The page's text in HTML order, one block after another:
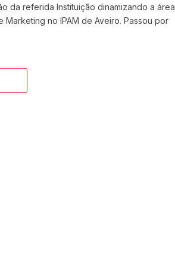
da referida Instituição dinamizando a área
no IPAM de Aveiro. Passou por